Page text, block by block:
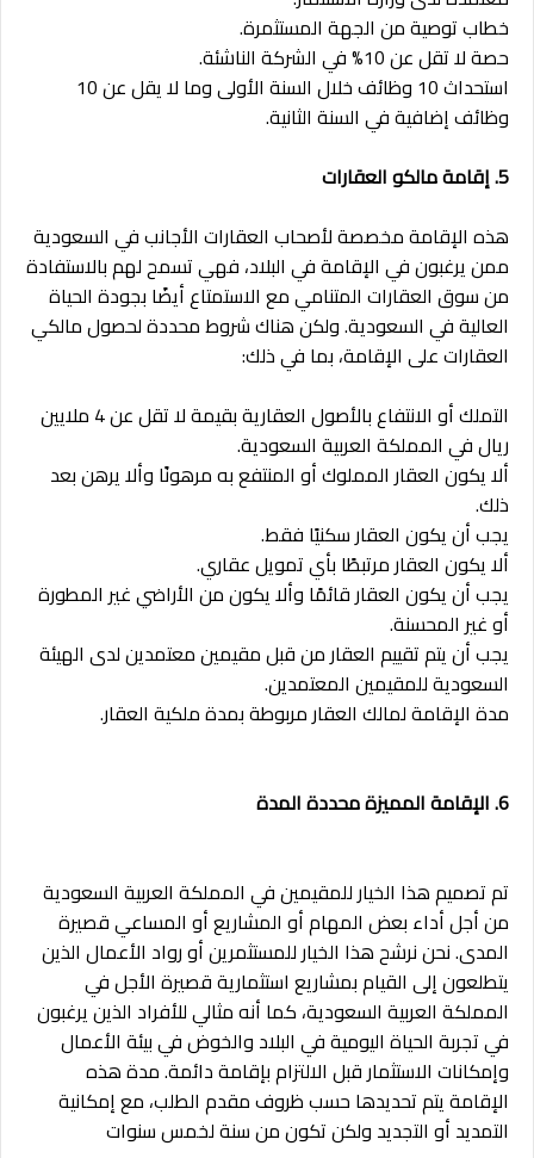
خطاب توصية من الجهة المستثمرة.
حصة لا تقل عن 10% في الشركة الناشئة.
استحداث 10 وظائف خلال السنة الأولى وما لا يقل عن 10
وظائف إضافية في السنة الثانية.
5. إقامة مالكو العقارات
هذه الإقامة مخصصة لأصحاب العقارات الأجانب في السعودية
ممن يرغبون في الإقامة في البلاد، فهي تسمح لهم بالاستفادة
من سوق العقارات المتنامي مع الاستمتاع أيضًا بجودة الحياة
العالية في السعودية. ولكن هناك شروط محددة لحصول مالكي
العقارات على الإقامة، بما في ذلك:
التملك أو الانتفاع بالأصول العقارية بقيمة لا تقل عن 4 ملايين
ريال في المملكة العربية السعودية.
ألا يكون العقار المملوك أو المنتفع به مرهونًا وألا يرهن بعد
ذلك.
يجب أن يكون العقار سكنيًا فقط.
ألا يكون العقار مرتبطًا بأي تمويل عقاري.
يجب أن يكون العقار قائمًا وألا يكون من الأراضي غير المطورة
أو غير المحسنة.
يجب أن يتم تقييم العقار من قبل مقيمين معتمدين لدى الهيئة
السعودية للمقيمين المعتمدين.
مدة الإقامة لمالك العقار مربوطة بمدة ملكية العقار.
6. الإقامة المميزة محددة المدة
تم تصميم هذا الخيار للمقيمين في المملكة العربية السعودية
من أجل أداء بعض المهام أو المشاريع أو المساعي قصيرة
المدى. نحن نرشح هذا الخيار للمستثمرين أو رواد الأعمال الذين
يتطلعون إلى القيام بمشاريع استثمارية قصيرة الأجل في
المملكة العربية السعودية، كما أنه مثالي للأفراد الذين يرغبون
في تجربة الحياة اليومية في البلاد والخوض في بيئة الأعمال
وإمكانات الاستثمار قبل الالتزام بإقامة دائمة. مدة هذه
الإقامة يتم تحديدها حسب ظروف مقدم الطلب، مع إمكانية
التمديد أو التجديد ولكن تكون من سنة لخمس سنوات